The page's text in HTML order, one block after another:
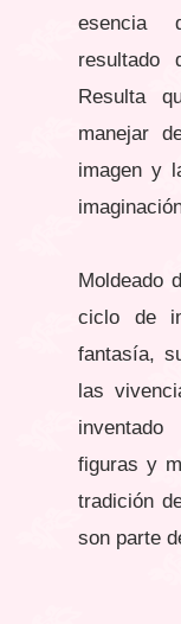
esencia
resultado
Resulta
manejar
imagen y
Moldeado
ciclo de
fantasía,
las
figuras y
tradición
son parte